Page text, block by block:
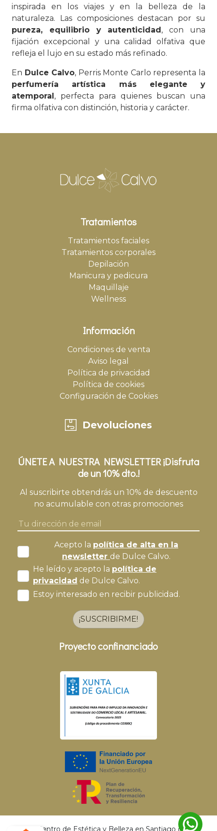
inspirada en los viajes y en la belleza de la
naturaleza. Las composiciones destacan por su
pureza, equilibrio y autenticidad, con una
fijación excepcional y una calidad olfativa que
refleja el lujo en su estado más refinado.
En Dulce Calvo, Perris Monte Carlo representa la
perfumería artística más elegante y
atemporal, perfecta para quienes buscan una
firma olfativa con distinción, historia y carácter.
Tratamientos
Tratamientos faciales
Tratamientos corporales
Depilación
Manicura y pedicura
Maquillaje
Wellness
Información
Condiciones de venta
Aviso legal
Política de privacidad
Política de cookies
Configuración de Cookies
Devoluciones
ÚNETE A NUESTRA NEWSLETTER ¡Disfruta
de un 10% dto.!
Al suscribirte obtendrás un 10% de descuento
no acumulable con otras promociones
Acepto la política de alta en la
newsletter de Dulce Calvo.
He leído y acepto la política de
privacidad de Dulce Calvo.
Estoy interesado en recibir publicidad.
¡SUSCRIBIRME!
Proyecto confinanciado
© 2026 Centro de Estética y Belleza en Santiago de